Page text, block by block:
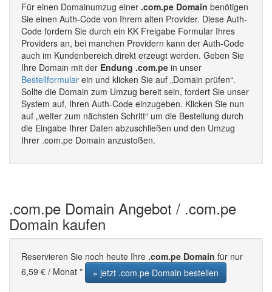
Für einen Domainumzug einer .com.pe Domain benötigen
Sie einen Auth-Code von Ihrem alten Provider. Diese Auth-
Code fordern Sie durch ein KK Freigabe Formular Ihres
Providers an, bei manchen Providern kann der Auth-Code
auch im Kundenbereich direkt erzeugt werden. Geben Sie
Ihre Domain mit der Endung .com.pe in unser
Bestellformular ein und klicken Sie auf „Domain prüfen“.
Sollte die Domain zum Umzug bereit sein, fordert Sie unser
System auf, Ihren Auth-Code einzugeben. Klicken Sie nun
auf „weiter zum nächsten Schritt“ um die Bestellung durch
die Eingabe Ihrer Daten abzuschließen und den Umzug
Ihrer .com.pe Domain anzustoßen.
.com.pe Domain Angebot / .com.pe
Domain kaufen
Reservieren Sie noch heute Ihre .com.pe Domain für nur
6,59 € / Monat *
» jetzt .com.pe Domain bestellen